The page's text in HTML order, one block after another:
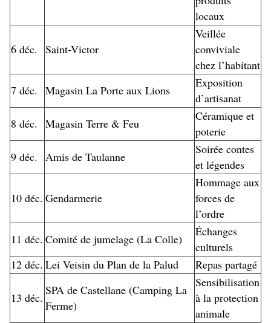
locaux
6 déc. Saint-Victor
Veillée
conviviale
chez l’habitant
7 déc.
Magasin La Porte aux Lions
Exposition
d’artisanat
8 déc.
Magasin Terre & Feu
Céramique et
poterie
9 déc.
Amis de Taulanne
Soirée contes
et légendes
10 déc. Gendarmerie
Hommage aux
forces de
l’ordre
11 déc. Comité de jumelage (La Colle)
Échanges
culturels
12 déc. Lei Veisin du Plan de la Palud Repas partagé
13 déc.
SPA de Castellane (Camping La
Ferme)
Sensibilisation
à la protection
animale